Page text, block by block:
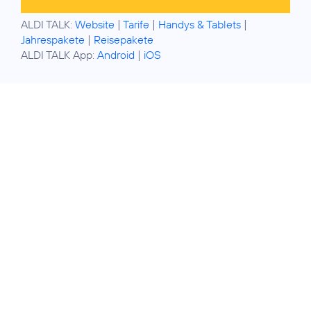
ALDI TALK: Website | Tarife | Handys & Tablets |
Jahrespakete | Reisepakete
ALDI TALK App: Android | iOS